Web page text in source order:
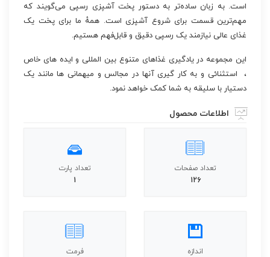
است. به زبان ساده‌تر به دستور پخت آشپزی رسپی می‌گویند که
مهم‌ترین قسمت برای شروع آشپزی است. همهٔ ما برای پخت یک
غذای عالی نیازمند یک رسپی دقیق و قابل‌فهم هستیم.
این مجموعه در یادگیری غذاهای متنوع بین المللی و ایده های خاص
، استثنائی و به کار گیری آنها در مجالس و میهمانی ها مانند یک
دستیار با سلیقه به شما کمک خواهد نمود.
اطلاعات محصول
تعداد صفحات
126
تعداد پارت
1
اندازه
فرمت